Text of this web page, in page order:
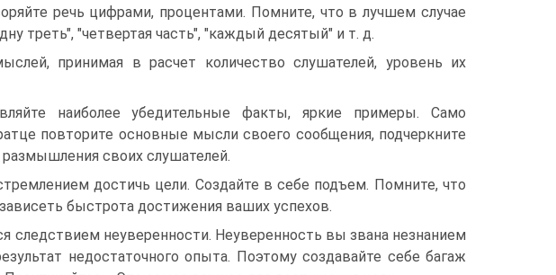
речь цифрами, процентами. Помните, что в лучшем случае
треть", "четвертая часть", "каждый десятый" и т. д.
принимая в расчет количество слушателей, уровень их
наиболее убедительные факты, яркие примеры. Само
повторите основные мысли своего сообщения, подчеркните
своих слушателей.
достичь цели. Создайте в себе подъем. Помните, что
быстрота достижения ваших успехов.
следствием неуверенности. Неуверенность вы звана незнанием
недостаточного опыта. Поэтому создавайте себе багаж